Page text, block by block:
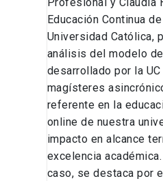
Profesional y Claudia
Educación Continua
Universidad Católica,
análisis del modelo
desarrollado por la
magísteres
referente en la
online de nuestra
impacto en alcance
excelencia
caso, se destaca por